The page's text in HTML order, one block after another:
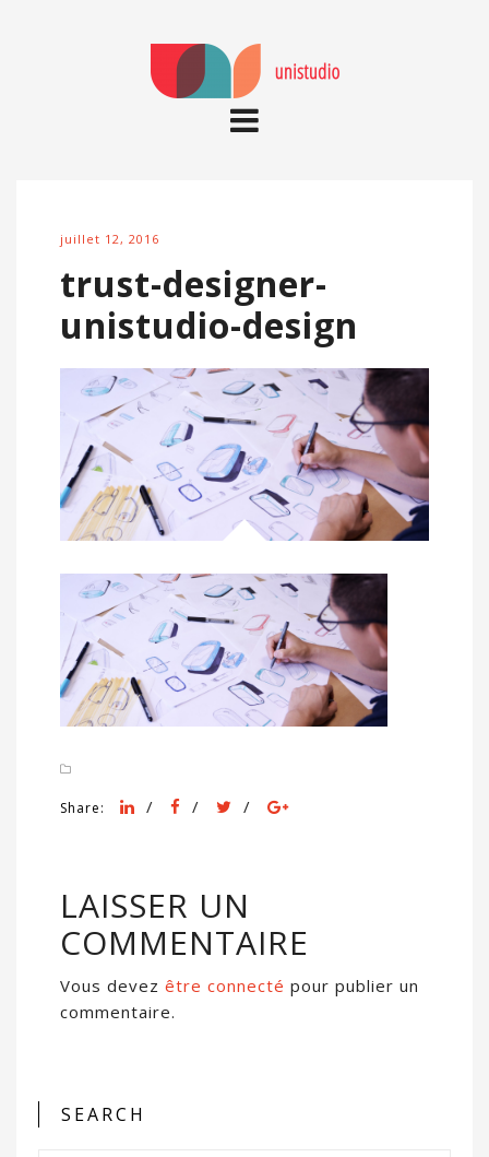
juillet 12, 2016
trust-designer-
unistudio-design
Share: / / /
LAISSER UN
COMMENTAIRE
Vous devez être connecté pour publier un
commentaire.
SEARCH